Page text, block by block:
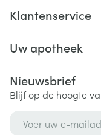
Klantenservice
Uw apotheek
Nieuwsbrief
Blijf op de hoogte